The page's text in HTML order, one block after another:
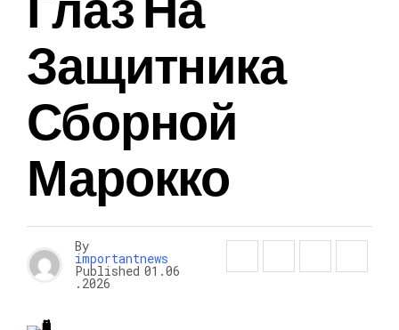
Защитника
Сборной
Марокко
By
importantnews
Published 01.06
.2026